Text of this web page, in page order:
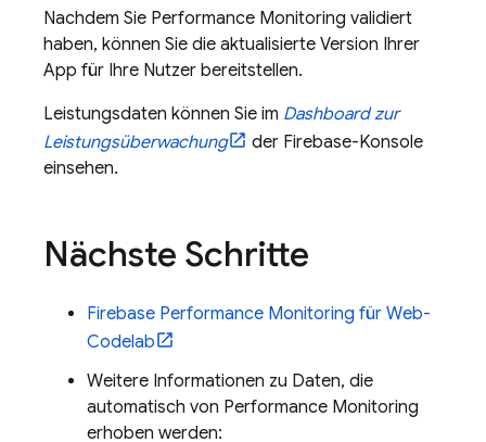
Nachdem Sie Performance Monitoring validiert
haben, können Sie die aktualisierte Version Ihrer
App für Ihre Nutzer bereitstellen.
Leistungsdaten können Sie im Dashboard zur
Leistungsüberwachung
der Firebase-Konsole
einsehen.
Nächste Schritte
Firebase Performance Monitoring für Web-
Codelab
Weitere Informationen zu Daten, die
automatisch von Performance Monitoring
erhoben werden: